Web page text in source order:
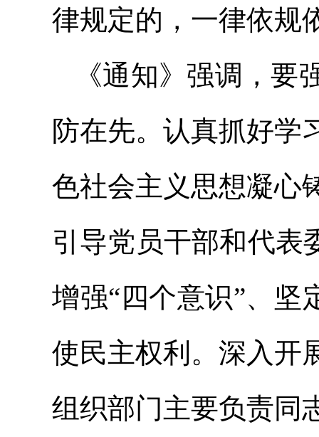
律规定的，一律依规
《通知》强调，
防在先。认真抓好学
色社会主义思想凝心
引导党员干部和代表
增强“四个意识”、坚
使民主权利。深入开
组织部门主要负责同